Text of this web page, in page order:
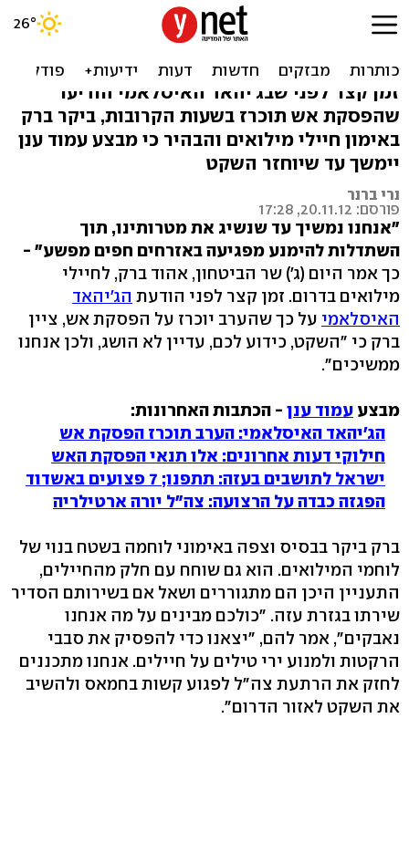
הפסקת אש? ברק: נמשיך עד
שנשיג את המטרות
זמן קצר לפני שבג'יהאד האיסלאמי הודיעו
שהפסקת אש תוכרז בשעות הקרובות, ביקר ברק
באימון חיילי מילואים והבהיר כי מבצע עמוד ענן
יימשך עד שיוחזר השקט
נרי ברנר
פורסם: 20.11.12, 17:28
"אנחנו נמשיך עד שנשיג את מטרותינו, תוך
השתדלות להימנע מפגיעה באזרחים חפים מפשע" -
כך אמר היום (ג') שר הביטחון, אהוד ברק, לחיילי
מילואים בדרום. זמן קצר לפני הודעת הג'יהאד
האיסלאמי על כך שהערב יוכרז על הפסקת אש, ציין
ברק כי "השקט, כידוע לכם, עדיין לא הושג, ולכן אנחנו
ממשיכים".
מבצע עמוד ענן - הכתבות האחרונות:
הג'יהאד האיסלאמי: הערב תוכרז הפסקת אש
חילוקי דעות אחרונים: אלו תנאי הפסקת האש
ישראל לתושבים בעזה: תתפנו; 7 פצועים באשדוד
הפגזה כבדה על הרצועה: צה"ל יורה ארטילריה
ברק ביקר בבסיס וצפה באימוני לוחמה בשטח בנוי של
לוחמי המילואים. הוא גם שוחח עם חלק מהחיילים,
התעניין היכן הם מתגוררים ושאל אם בשירותם הסדיר
שירתו בגזרת עזה. "כולכם מבינים על מה אנחנו
נאבקים", אמר להם, "יצאנו כדי להפסיק את סבבי
הרקטות ולמנוע ירי טילים על חיילים. אנחנו מתכננים
לחזק את הרתעת צה"ל לפגוע קשות בחמאס ולהשיב
את השקט לאזור הדרום".